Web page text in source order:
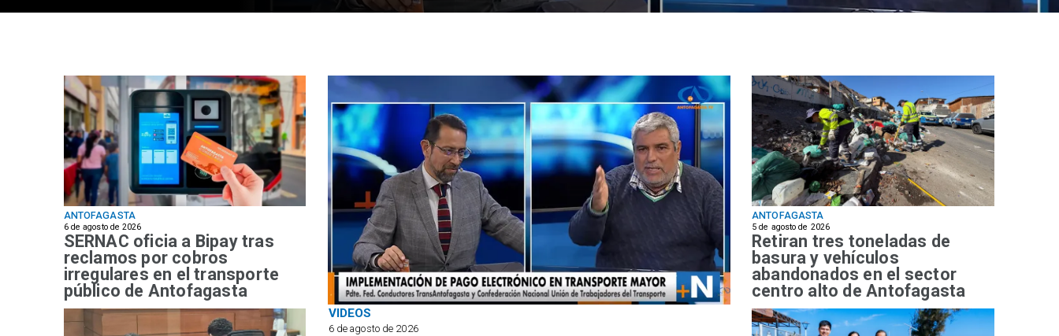
ANTOFAGASTA
6 de agosto de 2026
SERNAC oficia a Bipay tras
reclamos por cobros
irregulares en el transporte
público de Antofagasta
VIDEOS
6 de agosto de 2026
ANTOFAGASTA
5 de agosto de 2026
Retiran tres toneladas de
basura y vehículos
abandonados en el sector
centro alto de Antofagasta